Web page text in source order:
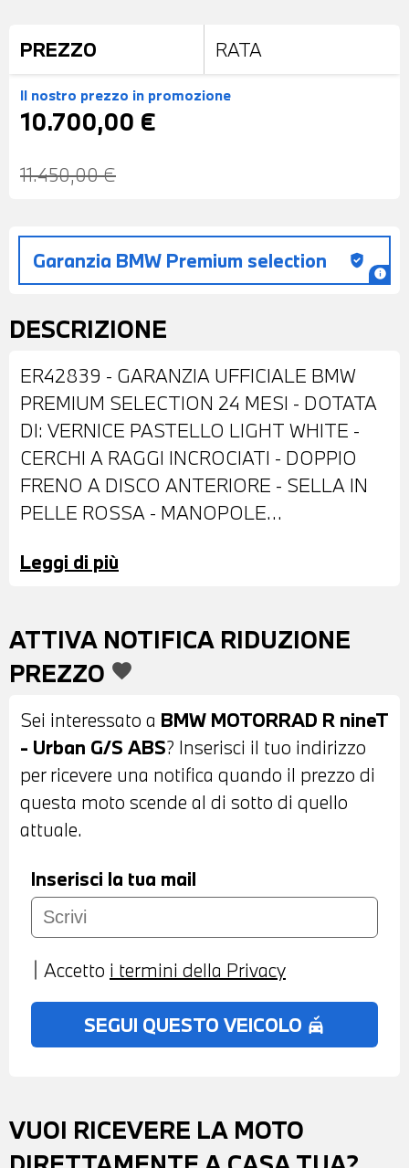
PREZZO RATA
Il nostro prezzo in promozione
10.700,00 €
11.450,00 €
Garanzia BMW Premium selection gpp_good
info
DESCRIZIONE
ER42839 - GARANZIA UFFICIALE BMW
PREMIUM SELECTION 24 MESI - DOTATA
DI: VERNICE PASTELLO LIGHT WHITE -
CERCHI A RAGGI INCROCIATI - DOPPIO
FRENO A DISCO ANTERIORE - SELLA IN
PELLE ROSSA - MANOPOLE
PERMUTA - POSSIBILITA' DI
Leggi di più
ATTIVA NOTIFICA RIDUZIONE
PREZZO favorite
Sei interessato a BMW MOTORRAD R nineT
- Urban G/S ABS? Inserisci il tuo indirizzo
per ricevere una notifica quando il prezzo di
questa moto scende al di sotto di quello
attuale.
Inserisci la tua mail
Accetto i termini della Privacy
SEGUI QUESTO VEICOLO no_crash
VUOI RICEVERE LA MOTO